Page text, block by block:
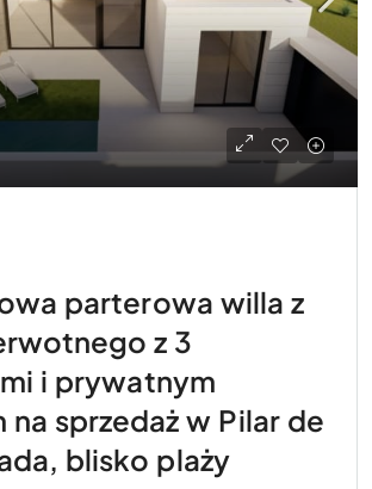
parterowa willa z
z 3
i prywatnym
na sprzedaż w Pilar de
blisko plaży